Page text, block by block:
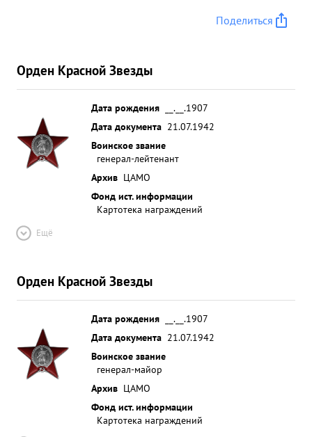
Поделиться
Орден Красной Звезды
Дата рождения
__.__.1907
Дата документа 21.07.1942
Воинское звание
генерал-лейтенант
Архив ЦАМО
Фонд ист. информации
Картотека награждений
Ещё
Орден Красной Звезды
Дата рождения
__.__.1907
Дата документа 21.07.1942
Воинское звание
генерал-майор
Архив ЦАМО
Фонд ист. информации
Картотека награждений